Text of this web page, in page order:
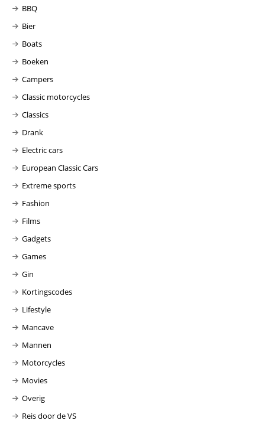
BBQ
Bier
Boats
Boeken
Campers
Classic motorcycles
Classics
Drank
Electric cars
European Classic Cars
Extreme sports
Fashion
Films
Gadgets
Games
Gin
Kortingscodes
Lifestyle
Mancave
Mannen
Motorcycles
Movies
Overig
Reis door de VS